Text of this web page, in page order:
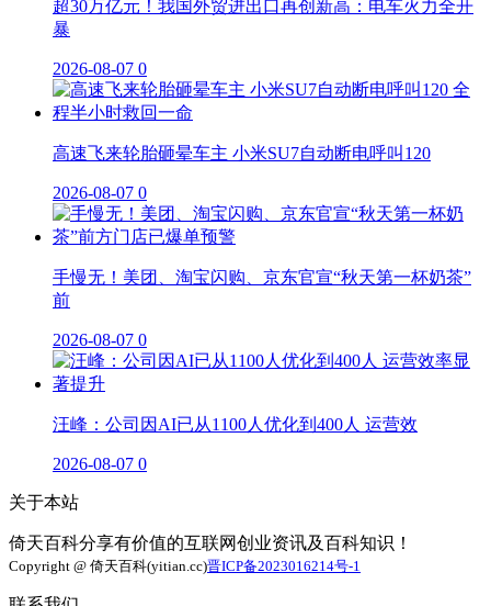
超30万亿元！我国外贸进出口再创新高：电车火力全开
暴
2026-08-07 0
高速飞来轮胎砸晕车主 小米SU7自动断电呼叫120
2026-08-07 0
手慢无！美团、淘宝闪购、京东官宣“秋天第一杯奶茶”
前
2026-08-07 0
汪峰：公司因AI已从1100人优化到400人 运营效
2026-08-07 0
关于本站
倚天百科分享有价值的互联网创业资讯及百科知识！
Copyright @ 倚天百科(yitian.cc)晋ICP备2023016214号-1